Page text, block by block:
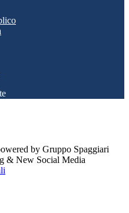
by Gruppo Spaggiari
& New Social Media